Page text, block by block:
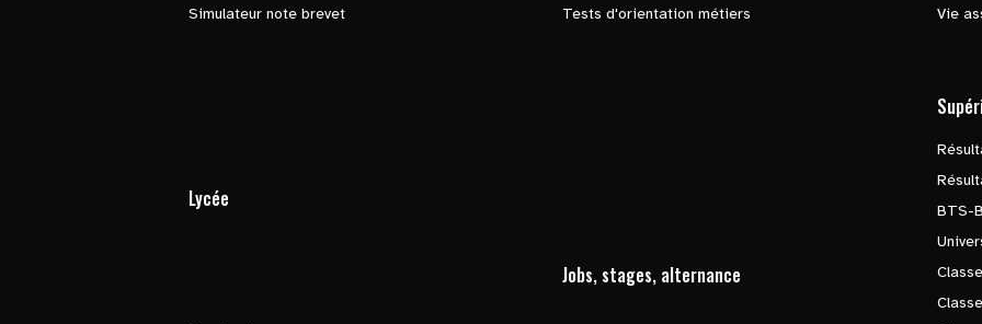
Simulateur note brevet
Tests d'orientation métiers
Vie
Lycée
Jobs, stages, alternance
BTS-